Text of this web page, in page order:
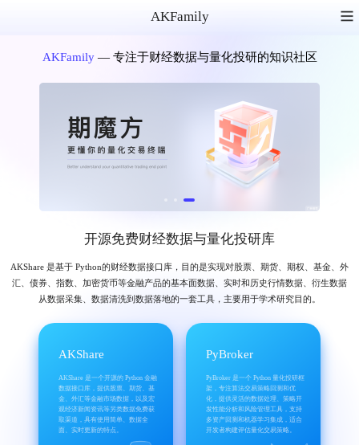
AKFamily
AKFamily— 专注于财经数据与量化投研的知识社区
开源免费财经数据与量化投研库
AKShare 是基于 Python的财经数据接口库，目的是实现对股票、期货、期权、基金、外
汇、债券、指数、加密货币等金融产品的基本面数据、实时和历史行情数据、衍生数据
从数据采集、数据清洗到数据落地的一套工具，主要用于学术研究目的。
AKShare
AKShare 是一个开源的 Python 金融
数据接口库，提供股票、期货、基
金、外汇等金融市场数据，以及宏
观经济新闻资讯等另类数据免费获
取渠道，具有使用简单、数据全
面、实时更新的特点。
PyBroker
PyBroker 是一个 Python 量化投研框
架，专注算法交易策略回测和优
化，提供灵活的数据处理、策略开
发性能分析和风险管理工具，支持
多资产回测和机器学习集成，适合
开发者构建评估量化交易策略。